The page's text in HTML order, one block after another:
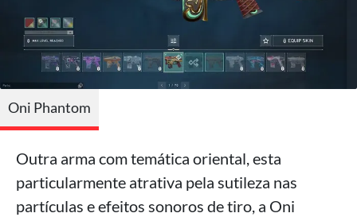
Oni Phantom
Outra arma com temática oriental, esta
particularmente atrativa pela sutileza nas
partículas e efeitos sonoros de tiro, a Oni